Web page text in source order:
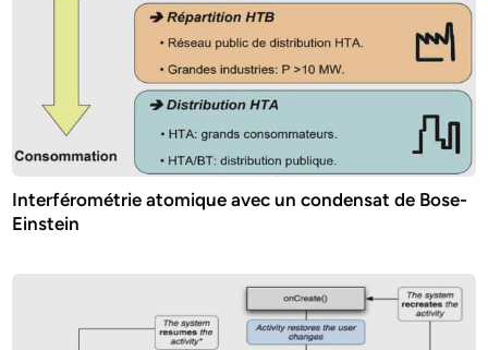
Interférométrie atomique avec un condensat de Bose-
Einstein